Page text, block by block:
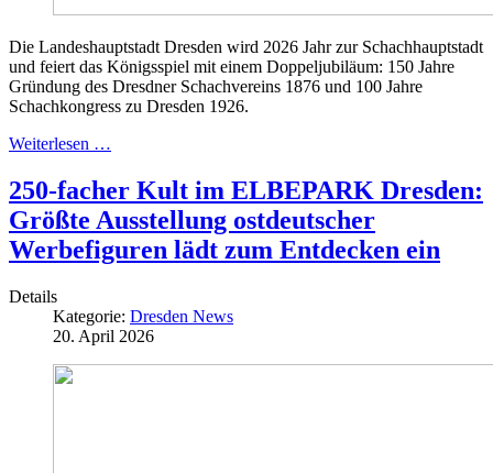
Die Landeshauptstadt Dresden wird 2026 Jahr zur Schachhauptstadt
und feiert das Königsspiel mit einem Doppeljubiläum: 150 Jahre
Gründung des Dresdner Schachvereins 1876 und 100 Jahre
Schachkongress zu Dresden 1926.
Weiterlesen …
250-facher Kult im ELBEPARK Dresden:
Größte Ausstellung ostdeutscher
Werbefiguren lädt zum Entdecken ein
Details
Kategorie: Dresden News
20. April 2026